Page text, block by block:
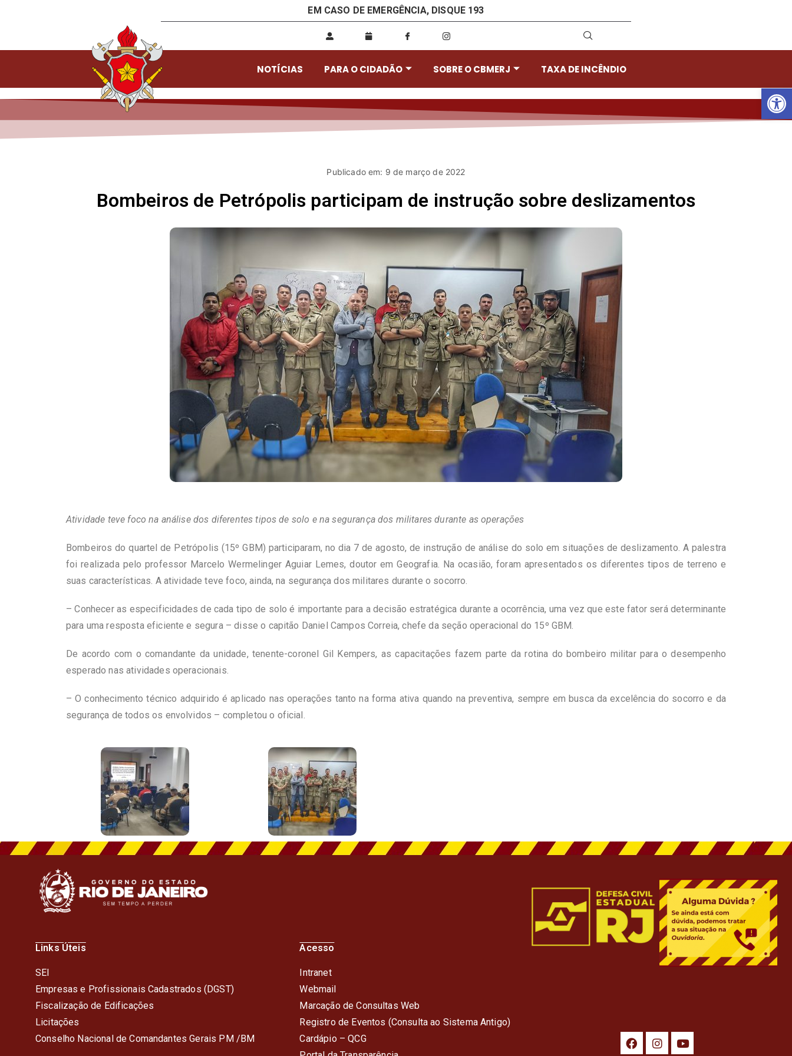
EM CASO DE EMERGÊNCIA, DISQUE 193
NOTÍCIAS PARA O CIDADÃO SOBRE O CBMERJ TAXA DE INCÊNDIO
Publicado em: 9 de março de 2022
Bombeiros de Petrópolis participam de instrução sobre deslizamentos
Atividade teve foco na análise dos diferentes tipos de solo e na segurança dos militares durante as operações
Bombeiros do quartel de Petrópolis (15º GBM) participaram, no dia 7 de agosto, de instrução de análise do solo em situações de deslizamento. A palestra
foi realizada pelo professor Marcelo Wermelinger Aguiar Lemes, doutor em Geografia. Na ocasião, foram apresentados os diferentes tipos de terreno e
suas características. A atividade teve foco, ainda, na segurança dos militares durante o socorro.
– Conhecer as especificidades de cada tipo de solo é importante para a decisão estratégica durante a ocorrência, uma vez que este fator será determinante
para uma resposta eficiente e segura – disse o capitão Daniel Campos Correia, chefe da seção operacional do 15º GBM.
De acordo com o comandante da unidade, tenente-coronel Gil Kempers, as capacitações fazem parte da rotina do bombeiro militar para o desempenho
esperado nas atividades operacionais.
– O conhecimento técnico adquirido é aplicado nas operações tanto na forma ativa quando na preventiva, sempre em busca da excelência do socorro e da
segurança de todos os envolvidos – completou o oficial.
Links Úteis
SEI
Empresas e Profissionais Cadastrados (DGST)
Fiscalização de Edificações
Licitações
Conselho Nacional de Comandantes Gerais PM /BM
Acesso
Intranet
Webmail
Marcação de Consultas Web
Registro de Eventos (Consulta ao Sistema Antigo)
Cardápio – QCG